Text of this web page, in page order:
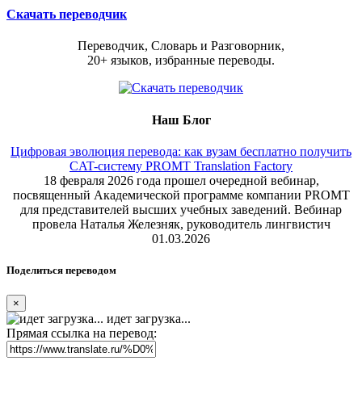
Скачать переводчик
Переводчик, Словарь и Разговорник,
20+ языков, избранные переводы.
Наш Блог
Цифровая эволюция перевода: как вузам бесплатно получить
CAT-систему PROMT Translation Factory
18 февраля 2026 года прошел очередной вебинар,
посвященный Академической программе компании PROMT
для представителей высших учебных заведений. Вебинар
провела Наталья Железняк, руководитель лингвистич
01.03.2026
Поделиться переводом
×
идет загрузка...
Прямая ссылка на перевод: